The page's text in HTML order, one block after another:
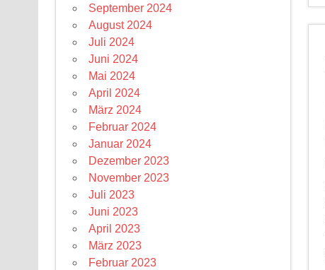
September 2024
August 2024
Juli 2024
Juni 2024
Mai 2024
April 2024
März 2024
Februar 2024
Januar 2024
Dezember 2023
November 2023
Juli 2023
Juni 2023
April 2023
März 2023
Februar 2023